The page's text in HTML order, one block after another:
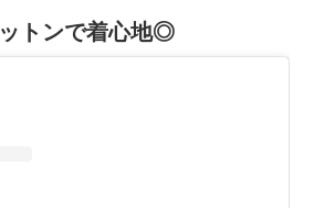
トンで着心地◎